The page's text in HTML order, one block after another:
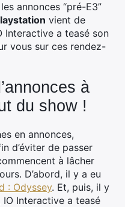
annonces “pré-E3”
vient de
Interactive a teasé son
vous sur ces rendez-
à
du show !
en annonces,
d’éviter de passer
à lâcher
D’abord, il y a eu
: Odyssey. Et, puis, il y
Interactive a teasé